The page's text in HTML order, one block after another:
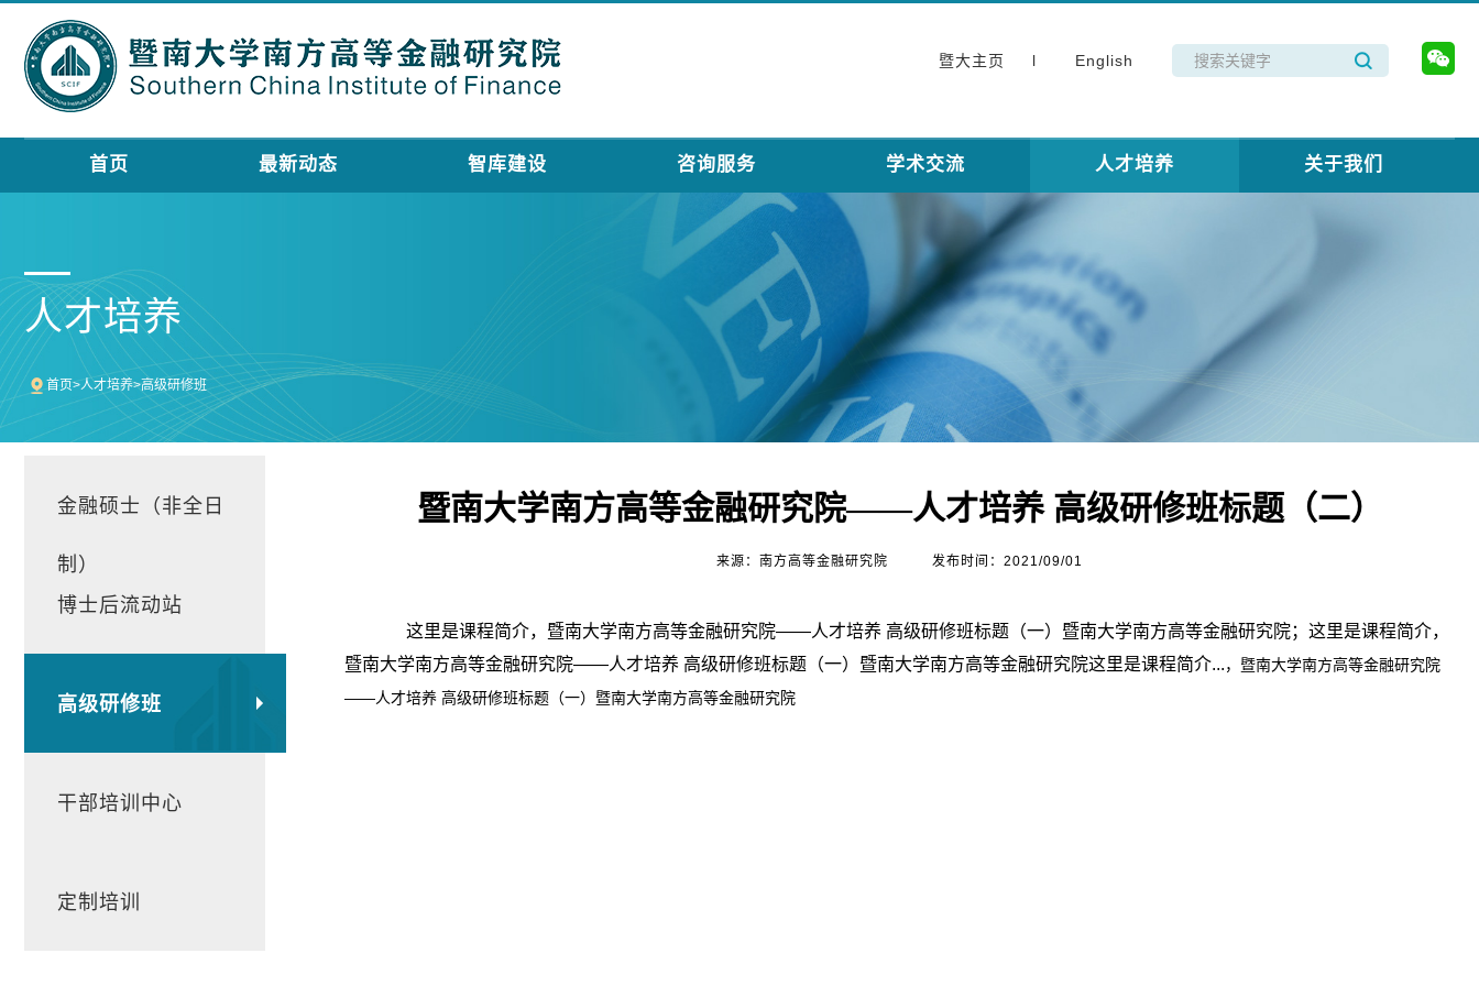
English
暨大主页 l
首页 最新动态 智库建设 咨询服务 学术交流 人才培养 关于我们
人才培养
金融硕士（非全日
制）
博士后流动站
高级研修班
干部培训中心
定制培训
首页>人才培养>高级研修班
暨南大学南方高等金融研究院——人才培养 高级研修班标题（二）
来源：南方高等金融研究院 发布时间：2021/09/01
这里是课程简介，暨南大学南方高等金融研究院——人才培养 高级研修班标题（一）暨南大学南方高等金融研究院；这里是课程简介，
暨南大学南方高等金融研究院——人才培养 高级研修班标题（一）暨南大学南方高等金融研究院这里是课程简介...，暨南大学南方高等金融研究院
——人才培养 高级研修班标题（一）暨南大学南方高等金融研究院